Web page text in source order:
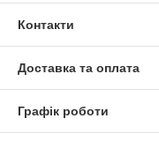
Контакти
Доставка та оплата
Графік роботи